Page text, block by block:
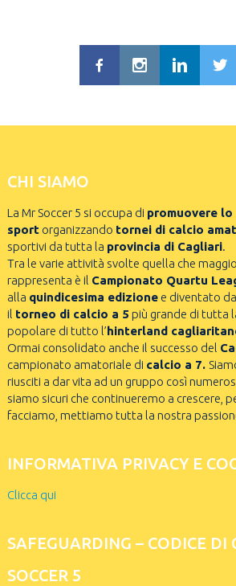
CHI SIAMO
La Mr Soccer 5 si occupa di promuovere lo
sportorganizzando tornei di calcio
sportivi da tutta la provincia di Cagliari.
Tra le varie attività svolte quella che
rappresenta è il Campionato Quartu
alla quindicesima edizionee diventato
il torneo di calcio a 5 più grande di tutta
popolare di tutto l’hinterland
Ormai consolidato anche il successo del
campionato amatoriale di calcio a 7.
riusciti a dar vita ad un gruppo così
siamo sicuri che continueremo a crescere,
facciamo, mettiamo tutta la nostra
INFORMATIVA PRIVACY E
Clicca qui
SAFEGUARDING – CODICE DI
SOCCER 5